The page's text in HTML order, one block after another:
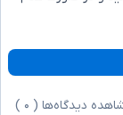
دیدگاه‌ها ( ۰